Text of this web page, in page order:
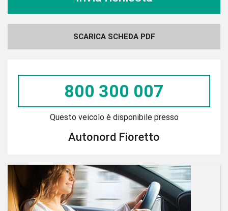
SCARICA SCHEDA PDF
800 300 007
Questo veicolo è disponibile presso
Autonord Fioretto